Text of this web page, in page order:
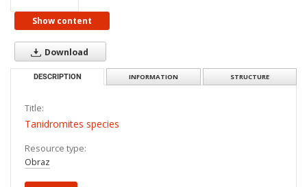
Show content
Download
DESCRIPTION INFORMATION STRUCTURE
Title:
Tanidromites species
Resource type:
Obraz